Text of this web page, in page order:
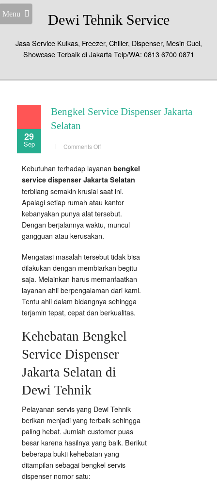
Menu Dewi Tehnik Service
Jasa Service Kulkas, Freezer, Chiller, Dispenser, Mesin Cuci,
Showcase Terbaik di Jakarta Telp/WA: 0813 6700 0871
29
Sep
Bengkel Service Dispenser Jakarta
Selatan
Comments Offon
Jakarta
Kebutuhan terhadap layanan bengkel
service dispenser Jakarta Selatan
terbilang semakin krusial saat ini.
Apalagi setiap rumah atau kantor
kebanyakan punya alat tersebut.
Dengan berjalannya waktu, muncul
gangguan atau kerusakan.
Mengatasi masalah tersebut tidak bisa
dilakukan dengan membiarkan begitu
saja. Melainkan harus memanfaatkan
layanan ahli berpengalaman dari kami.
Tentu ahli dalam bidangnya sehingga
terjamin tepat, cepat dan berkualitas.
Kehebatan Bengkel
Service Dispenser
Jakarta Selatan di
Dewi Tehnik
Pelayanan servis yang Dewi Tehnik
berikan menjadi yang terbaik sehingga
paling hebat. Jumlah customer puas
besar karena hasilnya yang baik. Berikut
beberapa bukti kehebatan yang
ditampilan sebagai bengkel servis
dispenser nomor satu: